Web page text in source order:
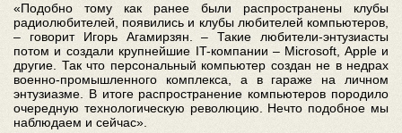
«Подобно тому как ранее были распространены клубы
радиолюбителей, появились и клубы любителей компьютеров,
– говорит Игорь Агамирзян. – Такие любители-энтузиасты
потом и создали крупнейшие IT-компании – Microsoft, Apple и
другие. Так что персональный компьютер создан не в недрах
военно-промышленного комплекса, а в гараже на личном
энтузиазме. В итоге распространение компьютеров породило
очередную технологическую революцию. Нечто подобное мы
наблюдаем и сейчас».